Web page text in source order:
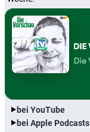
bei YouTube
bei Apple Podcasts